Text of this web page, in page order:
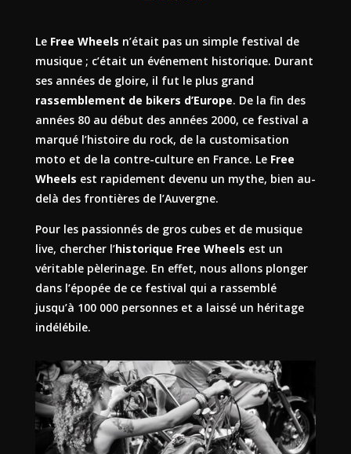
Le Free Wheels n’était pas un simple festival de
musique ; c’était un événement historique. Durant
ses années de gloire, il fut le plus grand
rassemblement de bikers d’Europe. De la fin des
années 80 au début des années 2000, ce festival a
marqué l’histoire du rock, de la customisation
moto et de la contre-culture en France. Le Free
Wheels est rapidement devenu un mythe, bien au-
delà des frontières de l’Auvergne.
Pour les passionnés de gros cubes et de musique
live, chercher l’historique Free Wheels est un
véritable pèlerinage. En effet, nous allons plonger
dans l’épopée de ce festival qui a rassemblé
jusqu’à 100 000 personnes et a laissé un héritage
indélébile.